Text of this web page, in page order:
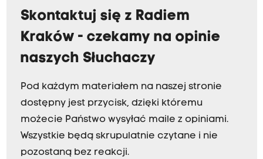
Skontaktuj się z Radiem
Kraków - czekamy na opinie
naszych Słuchaczy
Pod każdym materiałem na naszej stronie
dostępny jest przycisk, dzięki któremu
możecie Państwo wysyłać maile z opiniami.
Wszystkie będą skrupulatnie czytane i nie
pozostaną bez reakcji.